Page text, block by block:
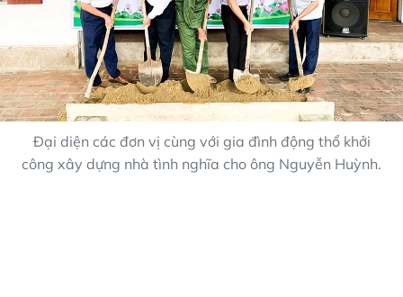
Đại diện các đơn vị cùng với gia đình động thổ khởi
công xây dựng nhà tình nghĩa cho ông Nguyễn Huỳnh.